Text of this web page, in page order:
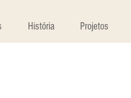
História Projetos